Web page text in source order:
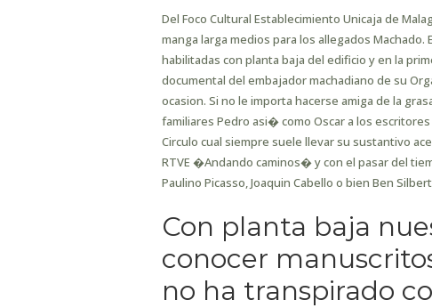
Del Foco Cultural Establecimiento Unicaja de
manga larga medios para los allegados
habilitadas con planta baja del edificio y en la
documental del embajador machadiano de su
ocasion. Si no le importa hacerse amiga de la
familiares Pedro asi� como Oscar a los
Circulo cual siempre suele llevar su sustantivo
RTVE �Andando caminos� y con el pasar del
Paulino Picasso, Joaquin Cabello o bien Ben
Con planta baja
conocer
no ha transpirado